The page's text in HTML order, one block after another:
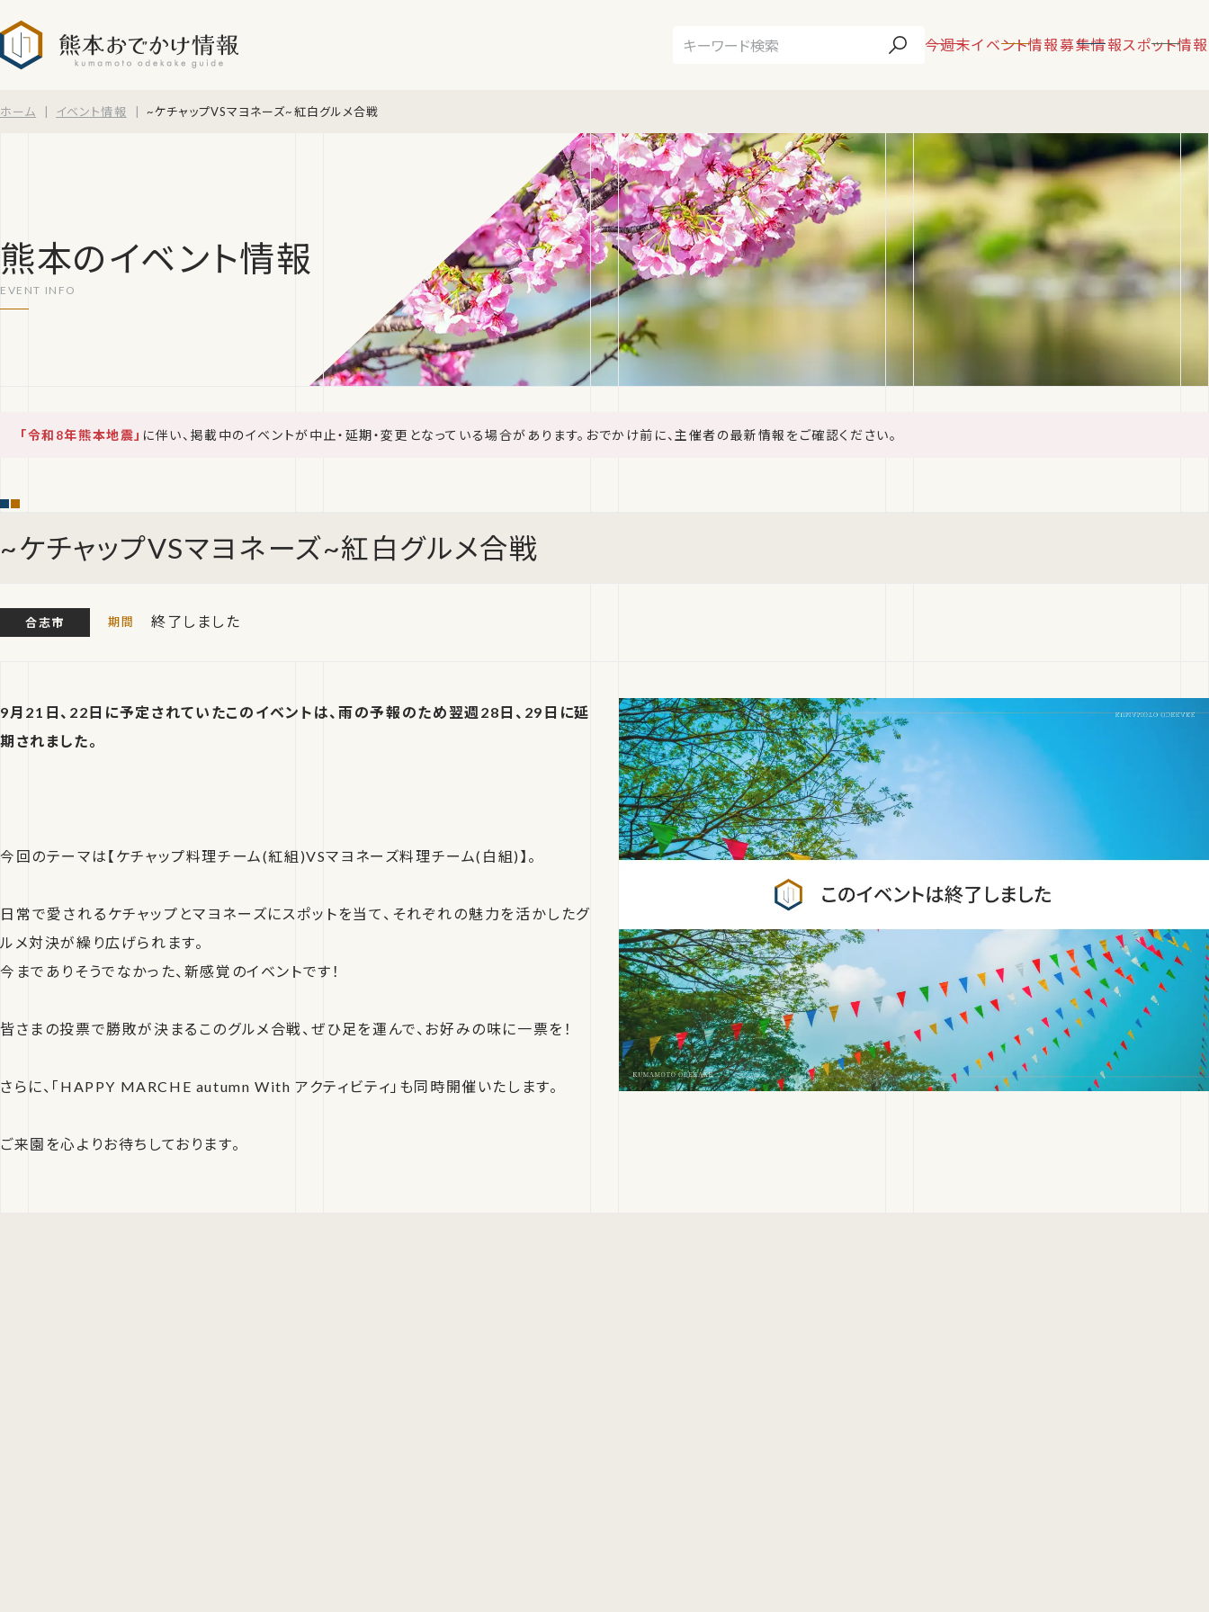
今週末イベント情報募集情報スポット情報
ホーム イベント情報 ~ケチャップVSマヨネーズ~紅白グルメ合戦
熊本のイベント情報
「令和8年熊本地震」 に伴い、掲載中のイベントが中止・延期・変更となっている場合があります。おでかけ前に、主催者の最新情報をご確認ください。
~ケチャップVSマヨネーズ~紅白グルメ合戦
合志市 終了しました
9月21日、22日に予定されていたこのイベントは、雨の予報のため翌週28日、29日に延
期されました。
今回のテーマは【ケチャップ料理チーム(紅組)VSマヨネーズ料理チーム(白組)】。
日常で愛されるケチャップとマヨネーズにスポットを当て、それぞれの魅力を活かしたグ
ルメ対決が繰り広げられます。
今までありそうでなかった、新感覚のイベントです！
皆さまの投票で勝敗が決まるこのグルメ合戦、ぜひ足を運んで、お好みの味に一票を！
さらに、「HAPPY MARCHE autumn With アクティビティ」も同時開催いたします。
ご来園を心よりお待ちしております。